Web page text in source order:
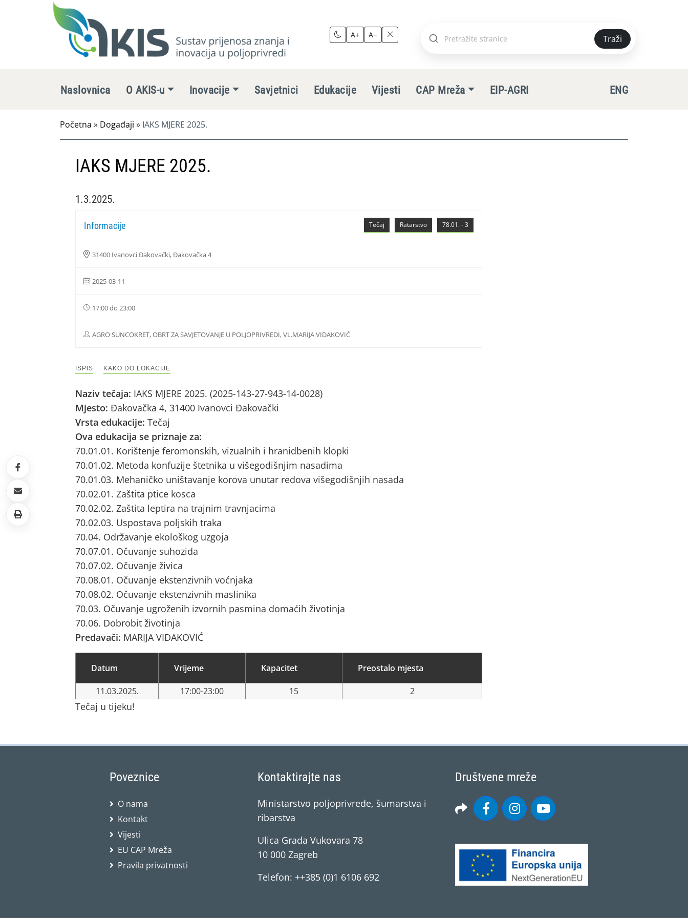
A+ A−
Pretraži
Traži
Naslovnica O AKIS-u Inovacije Savjetnici Edukacije Vijesti CAP Mreža EIP-AGRI ENG
Početna » Događaji » IAKS MJERE 2025.
IAKS MJERE 2025.
1.3.2025.
78.01. - 3
Ratarstvo
Tečaj
Informacije
31400 Ivanovci Đakovački, Đakovačka 4
2025-03-11
17:00 do 23:00
AGRO SUNCOKRET, OBRT ZA SAVJETOVANJE U POLJOPRIVREDI, VL.MARIJA VIDAKOVIĆ
ISPIS KAKO DO LOKACIJE
Naziv tečaja: IAKS MJERE 2025. (2025-143-27-943-14-0028)
Mjesto: Đakovačka 4, 31400 Ivanovci Đakovački
Vrsta edukacije: Tečaj
Ova edukacija se priznaje za:
70.01.01. Korištenje feromonskih, vizualnih i hranidbenih klopki
70.01.02. Metoda konfuzije štetnika u višegodišnjim nasadima
70.01.03. Mehaničko uništavanje korova unutar redova višegodišnjih nasada
70.02.01. Zaštita ptice kosca
70.02.02. Zaštita leptira na trajnim travnjacima
70.02.03. Uspostava poljskih traka
70.04. Održavanje ekološkog uzgoja
70.07.01. Očuvanje suhozida
70.07.02. Očuvanje živica
70.08.01. Očuvanje ekstenzivnih voćnjaka
70.08.02. Očuvanje ekstenzivnih maslinika
70.03. Očuvanje ugroženih izvornih pasmina domaćih životinja
70.06. Dobrobit životinja
Predavači: MARIJA VIDAKOVIĆ
Datum Vrijeme Kapacitet Preostalo mjesta
11.03.2025. 17:00-23:00 15 2
Tečaj u tijeku!
Poveznice
O nama
Kontakt
Vijesti
EU CAP Mreža
Pravila privatnosti
Kontaktirajte nas
Ministarstvo poljoprivrede, šumarstva i
ribarstva
Ulica Grada Vukovara 78
10 000 Zagreb
Telefon: ++385 (0)1 6106 692
Društvene mreže